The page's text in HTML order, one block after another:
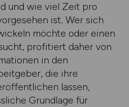
und wie viel Zeit pro
ist. Wer sich
möchte oder einen
profitiert daher von
in den
die ihre
lassen,
Grundlage für